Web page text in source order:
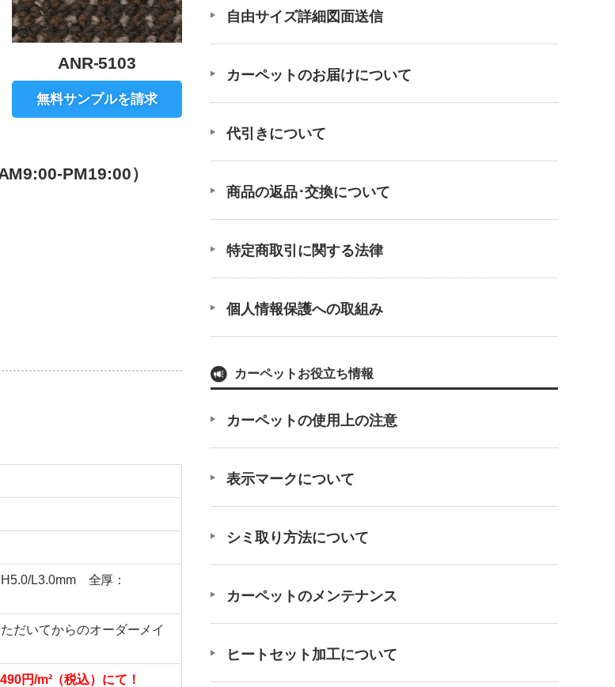
ANR-5103
無料サンプルを請求
PM19:00）
L3.0mm 全厚：
だいてからのオーダーメイ
円/m²（税込）にて！
自由サイズ詳細図面送信
カーペットのお届けについて
代引きについて
商品の返品･交換について
特定商取引に関する法律
個人情報保護への取組み
カーペットお役立ち情報
カーペットの使用上の注意
表示マークについて
シミ取り方法について
カーペットのメンテナンス
ヒートセット加工について